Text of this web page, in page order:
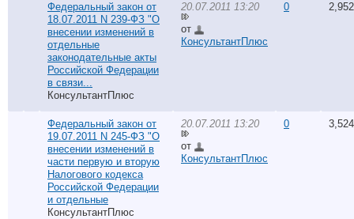
Федеральный закон от
18.07.2011 N 239-ФЗ "О
внесении изменений в
отдельные
законодательные акты
Российской Федерации
в связи...
КонсультантПлюс
20.07.2011 13:20
от
КонсультантПлюс
0 2,952
Федеральный закон от
19.07.2011 N 245-ФЗ "О
внесении изменений в
части первую и вторую
Налогового кодекса
Российской Федерации
и отдельные
КонсультантПлюс
20.07.2011 13:20
от
КонсультантПлюс
0 3,524